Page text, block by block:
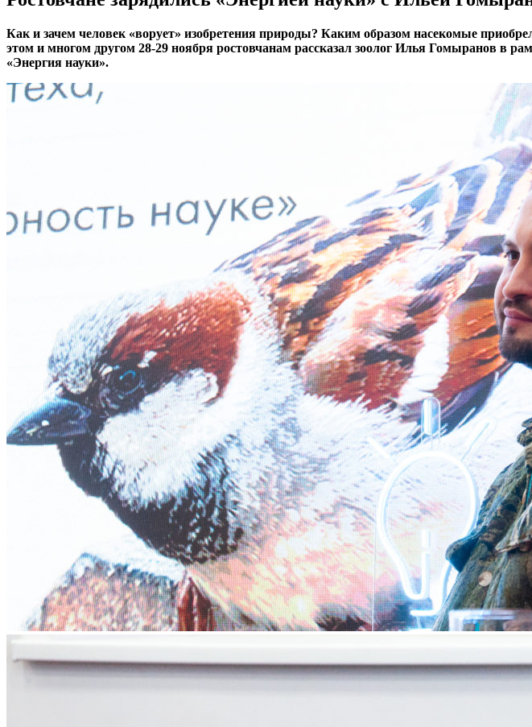
Как и зачем человек «ворует» изобретения природы? Каким образом насекомые
этом и многом другом 28-29 ноября ростовчанам рассказал зоолог Илья Гомыранов в
«Энергия науки».